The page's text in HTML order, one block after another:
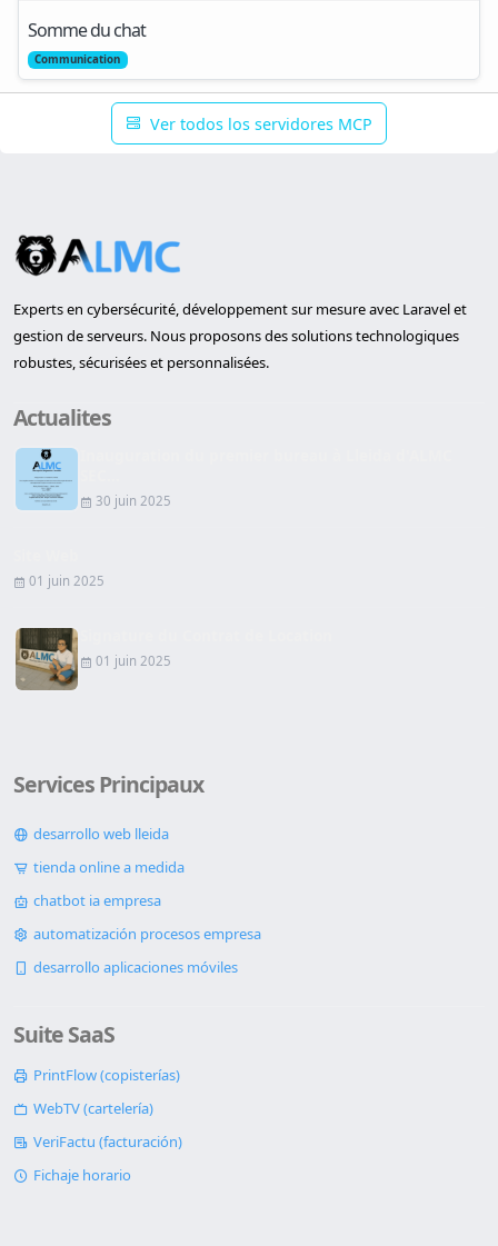
Somme du chat
Communication
Ver todos los servidores MCP
Experts en cybersécurité, développement sur mesure avec Laravel et
gestion de serveurs. Nous proposons des solutions technologiques
robustes, sécurisées et personnalisées.
Actualites
30 juin 2025
01 juin 2025
01 juin 2025
Services Principaux
desarrollo web lleida
tienda online a medida
chatbot ia empresa
automatización procesos empresa
desarrollo aplicaciones móviles
Suite SaaS
PrintFlow (copisterías)
WebTV (cartelería)
VeriFactu (facturación)
Fichaje horario